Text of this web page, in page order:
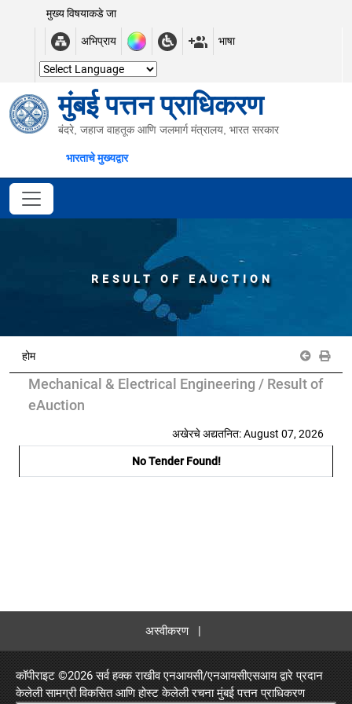
मुख्य विषयाकडे जा
अभिप्राय भाषा
मुंबई पत्तन प्राधिकरण
बंदरे, जहाज वाहतूक आणि जलमार्ग मंत्रालय, भारत सरकार
भारताचे मुख्यद्वार
RESULT OF EAUCTION
होम
Mechanical & Electrical Engineering / Result of
eAuction
अखेरचे अद्यतनित: August 07, 2026
No Tender Found!
अस्वीकरण|
कॉपीराइट ©2026 सर्व हक्क राखीव एनआयसी/एनआयसीएसआय द्वारे प्रदान
केलेली सामग्री विकसित आणि होस्ट केलेली रचनामुंबई पत्तन प्राधिकरण